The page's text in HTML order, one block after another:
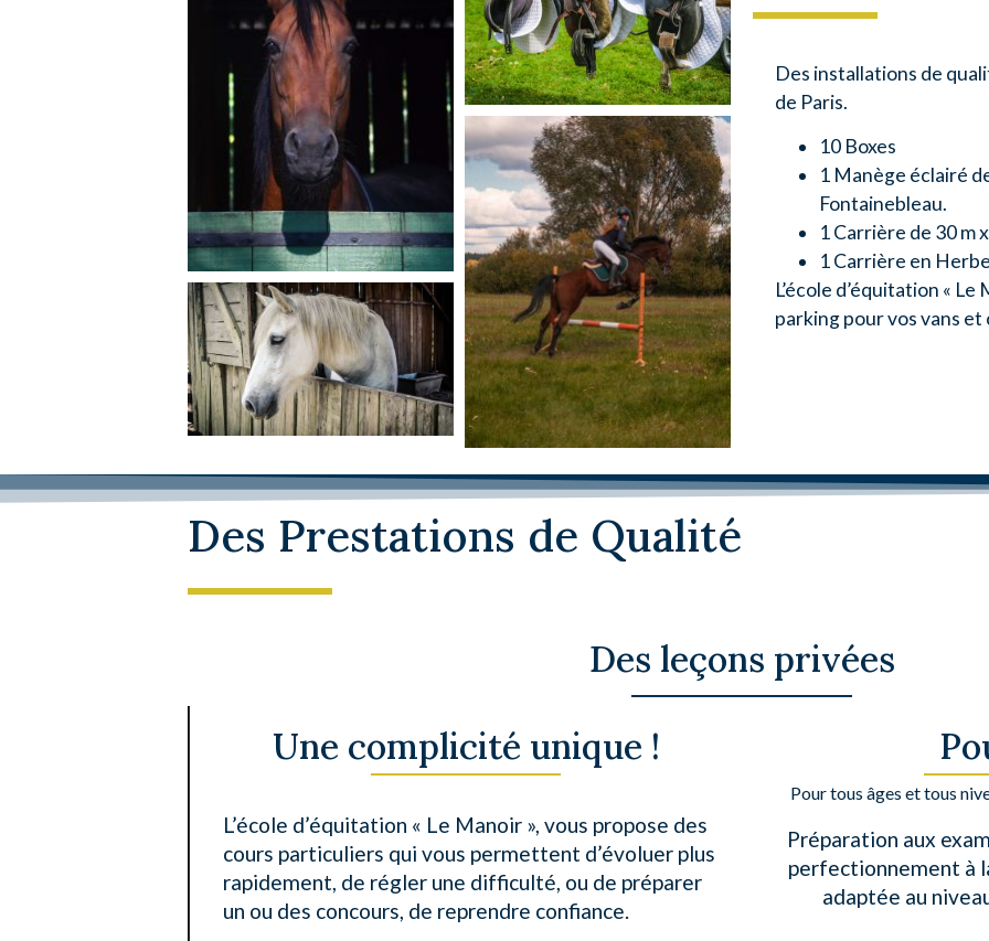
Des installations de
de Paris.
10 Boxes
1 Manège éclairé
Fontainebleau.
1 Carrière de 30 m
1 Carrière en
L’école d’équitation «
parking pour vos vans et
Des Prestations de Qualité
Des leçons privées
Une complicité unique !
L’école d’équitation « Le Manoir », vous propose des
cours particuliers qui vous permettent d’évoluer plus
rapidement, de régler une difficulté, ou de préparer
un ou des concours, de reprendre confiance.
Pour tous âges et tous
Préparation aux
perfectionnement à
adaptée au